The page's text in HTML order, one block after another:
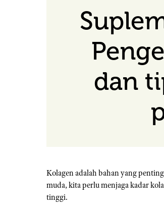
dan
Kolagen adalah bahan yang
muda, kita perlu menjaga kadar
tinggi.